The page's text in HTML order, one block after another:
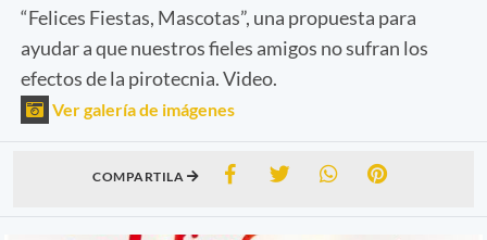
“Felices Fiestas, Mascotas”, una propuesta para
ayudar a que nuestros fieles amigos no sufran los
efectos de la pirotecnia. Video.
Ver galería de imágenes
COMPARTILA